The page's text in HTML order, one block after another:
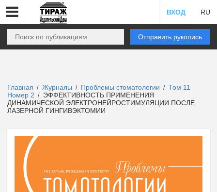
ВХОД RU
Отправить рукопись
Главная / Журналы / Проблемы стоматологии / Том 11
Номер 2 / ЭФФЕКТИВНОСТЬ ПРИМЕНЕНИЯ
ДИНАМИЧЕСКОЙ ЭЛЕКТРОНЕЙРОСТИМУЛЯЦИИ ПОСЛЕ
ЛАЗЕРНОЙ ГИНГИВЭКТОМИИ